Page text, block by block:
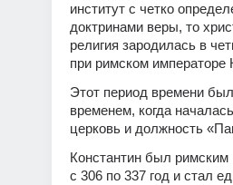
институт с четко
доктринами веры, то
религия зародилась в
при римском императоре
Этот период времени
временем, когда
церковь и должность
Константин был римским
с 306 по 337 год и стал